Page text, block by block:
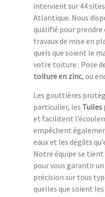
intervient sur 44
Atlantique. Nous
qualifié pour prendre
travaux de mise en
quels que soient le
votre toiture : Pose
toiture en zinc, ou
Les gouttières
particulier, les Tuiles
et facilitent
empêchent
eaux et les dégâts
Notre équipe se
pour vous garantir
précision sur tous
quelles que soient